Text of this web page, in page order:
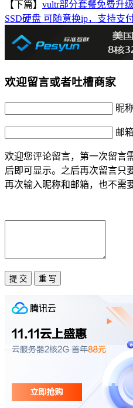
【下篇】 vultr部分套餐免费升
SSD硬盘 可随意换ip，支持支
欢迎留言或者吐槽商家
昵
邮
欢迎您评论留言，第一次留言
后即可显示。之后再次留言只
再次输入昵称和邮箱，也不需